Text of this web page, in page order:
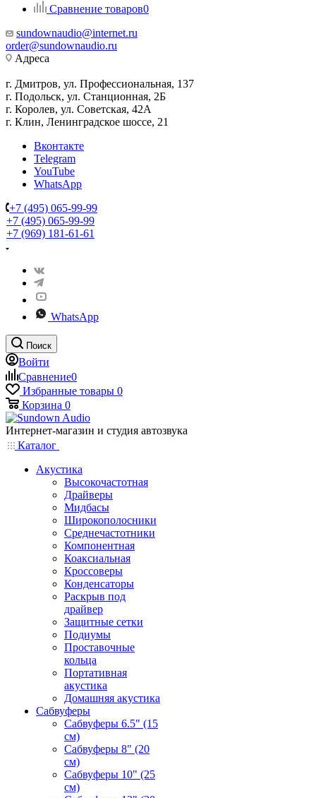
Сравнение товаров0
sundownaudio@internet.ru
order@sundownaudio.ru
Адреса
г. Дмитров, ул. Профессиональная, 137
г. Подольск, ул. Станционная, 2Б
г. Королев, ул. Советская, 42А
г. Клин, Ленинградское шоссе, 21
Вконтакте
Telegram
YouTube
WhatsApp
+7 (495) 065-99-99
+7 (495) 065-99-99
+7 (969) 181-61-61
WhatsApp
Поиск
Войти
Сравнение0
Избранные товары 0
Корзина 0
Интернет-магазин и студия автозвука
Каталог
Акустика
Высокочастотная
Драйверы
Мидбасы
Широкополосники
Среднечастотники
Компонентная
Коаксиальная
Кроссоверы
Конденсаторы
Раскрыв под
драйвер
Защитные сетки
Подиумы
Проставочные
кольца
Портативная
акустика
Домашняя акустика
Сабвуферы
Сабвуферы 6.5" (15
см)
Сабвуферы 8" (20
см)
Сабвуферы 10" (25
см)